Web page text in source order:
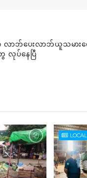
ာ လာဘ်ပေးလာဘ်ယူသမာ
လုပ်နေပြီ